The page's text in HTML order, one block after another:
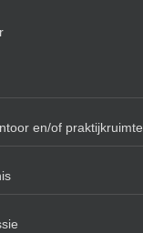
en/of praktijkruimte